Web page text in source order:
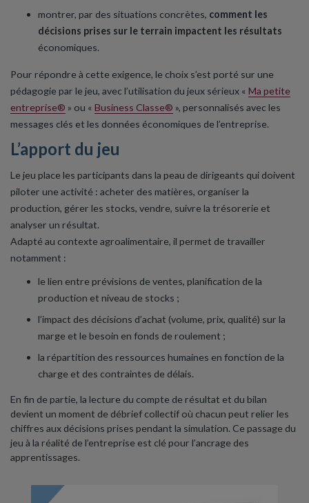
montrer, par des situations concrètes, comment les
décisions prises sur le terrain impactent les résultats
économiques.
Pour répondre à cette exigence, le choix s’est porté sur une
pédagogie par le jeu, avec l’utilisation du jeux sérieux « Ma petite
entreprise® » ou « Business Classe® », personnalisés avec les
messages clés et les données économiques de l’entreprise.
L’apport du jeu
Le jeu place les participants dans la peau de dirigeants qui doivent
piloter une activité : acheter des matières, organiser la
production, gérer les stocks, vendre, suivre la trésorerie et
analyser un résultat.
Adapté au contexte agroalimentaire, il permet de travailler
notamment :
le lien entre prévisions de ventes, planification de la
production et niveau de stocks ;
l’impact des décisions d’achat (volume, prix, qualité) sur la
marge et le besoin en fonds de roulement ;
la répartition des ressources humaines en fonction de la
charge et des contraintes de délais.
En fin de partie, la lecture du compte de résultat et du bilan
devient un moment de débrief collectif où chacun peut relier les
chiffres aux décisions prises pendant la simulation. Ce passage du
jeu à la réalité de l’entreprise est clé pour l’ancrage des
apprentissages.